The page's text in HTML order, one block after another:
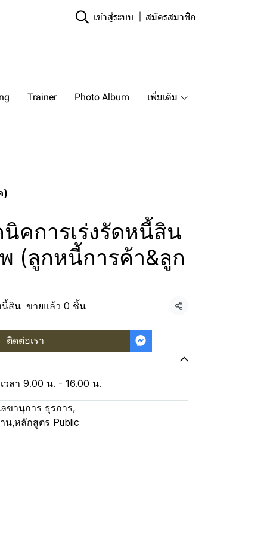
เข้าสู่ระบบ สมัครสมาชิก
Trainer Photo Album เพิ่มเติม
)
คการเร่งรัดหนี้สิน
(ลูกหนี้การค้า&ลูก
นี้สิน ขายแล้ว 0 ชิ้น แชร์
ติดต่อเรา
ลา 9.00 น. - 16.00 น.
ขานุการ ธุรการ,
น,หลักสูตร Public